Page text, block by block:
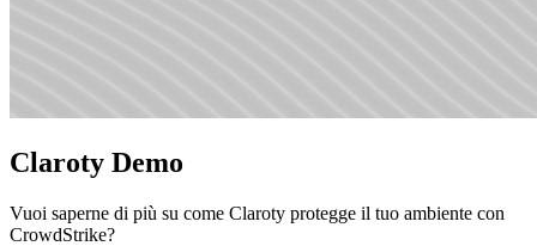
Claroty Demo
Vuoi saperne di più su come Claroty protegge il tuo ambiente con
CrowdStrike?